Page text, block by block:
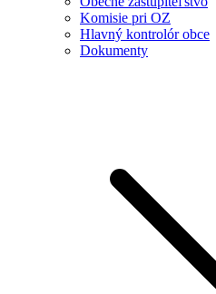
Komisie pri OZ
Hlavný kontrolór obce
Dokumenty